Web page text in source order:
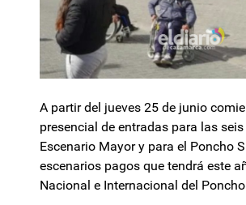
A partir del jueves 25 de junio
presencial de entradas para las seis
Escenario Mayor y para el Poncho
escenarios pagos que tendrá este
Nacional e Internacional del